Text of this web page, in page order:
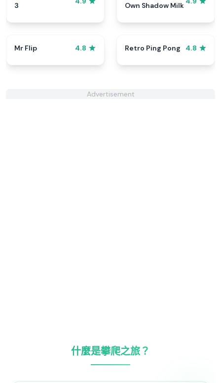
3
Own Shadow Milk
Mr Flip 4.8 Retro Ping Pong 4.8
Advertisement
什麼是攀爬之旅？